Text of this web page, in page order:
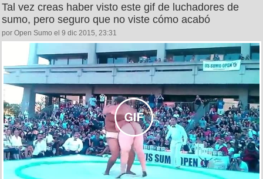
Tal vez creas haber visto este gif de luchadores de
sumo, pero seguro que no viste cómo acabó
por Open Sumo el 9 dic 2015, 23:31